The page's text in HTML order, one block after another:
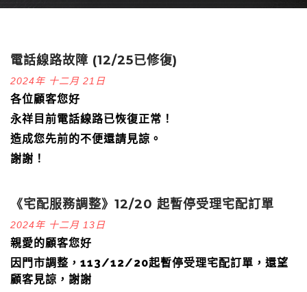
電話線路故障 (12/25已修復)
2024年 十二月 21日
各位顧客您好
永祥目前電話線路已恢復正常！
造成您先前的不便還請見諒。
謝謝！
《宅配服務調整》12/20 起暫停受理宅配訂單
2024年 十二月 13日
親愛的顧客您好
因門市調整，113/12/20起暫停受理宅配訂單，還望
顧客見諒，謝謝